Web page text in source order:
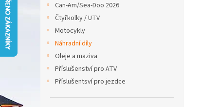
Can-Am/Sea-Doo 2026
Čtyřkolky / UTV
Motocykly
Náhradní díly
Oleje a maziva
Příslušenství pro ATV
Příslušentsví pro jezdce